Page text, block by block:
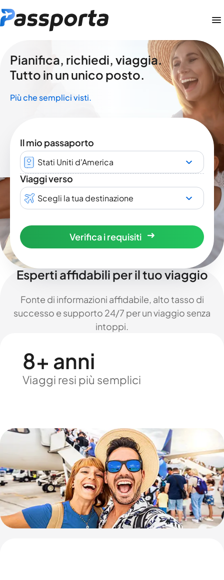
Pianifica, richiedi, viaggia.
Tutto in un unico posto.
Più che semplici visti.
Il mio passaporto
Stati Uniti d'America
Viaggi verso
Scegli la tua destinazione
Verifica i requisiti
Esperti affidabili per il tuo viaggio
Fonte di informazioni affidabile, alto tasso di
successo e supporto 24/7 per un viaggio senza
intoppi.
8+ anni
Viaggi resi più semplici